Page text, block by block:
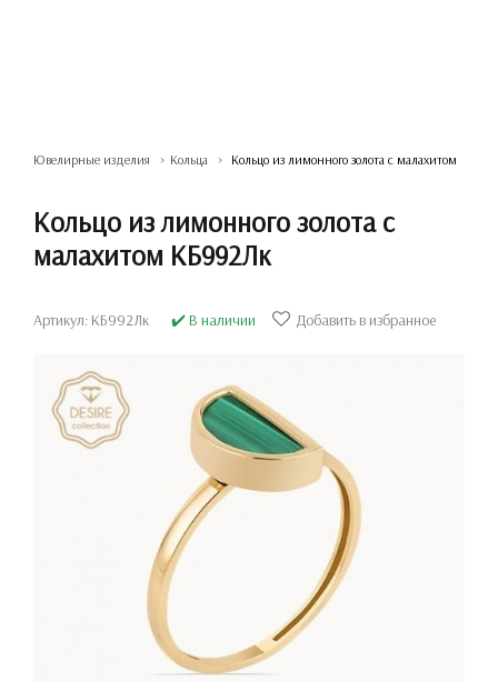
Ювелирные изделия Кольца Кольцо из лимонного золота с малахитом
Кольцо из лимонного золота с
малахитом КБ992Лк
Артикул: КБ992Лк ✔️ В наличии Добавить в избранное